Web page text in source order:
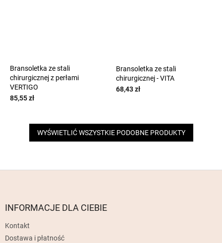
Bransoletka ze stali
chirurgicznej z perłami
VERTIGO
85,55 zł
Bransoletka ze stali
chirurgicznej - VITA
68,43 zł
WYŚWIETLIĆ WSZYSTKIE PODOBNE PRODUKTY
INFORMACJE DLA CIEBIE
Kontakt
Dostawa i płatność